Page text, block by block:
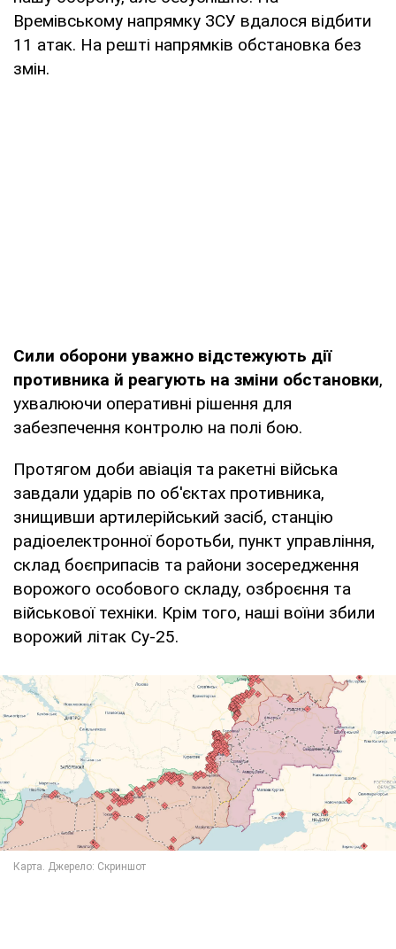
Времівському напрямку ЗСУ вдалося відбити
11 атак. На решті напрямків обстановка без
змін.
Сили оборони уважно відстежують дії
противника й реагують на зміни обстановки,
ухвалюючи оперативні рішення для
забезпечення контролю на полі бою.
Протягом доби авіація та ракетні війська
завдали ударів по об'єктах противника,
знищивши артилерійський засіб, станцію
радіоелектронної боротьби, пункт управління,
склад боєприпасів та райони зосередження
ворожого особового складу, озброєння та
військової техніки. Крім того, наші воїни збили
ворожий літак Су-25.